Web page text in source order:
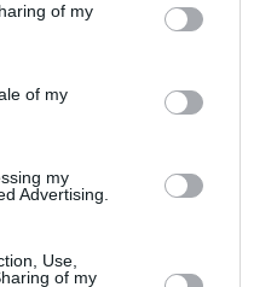
of my
of my
my
Advertising.
Use,
of my
Η Ελλάδα μέσα από
τον φακό του